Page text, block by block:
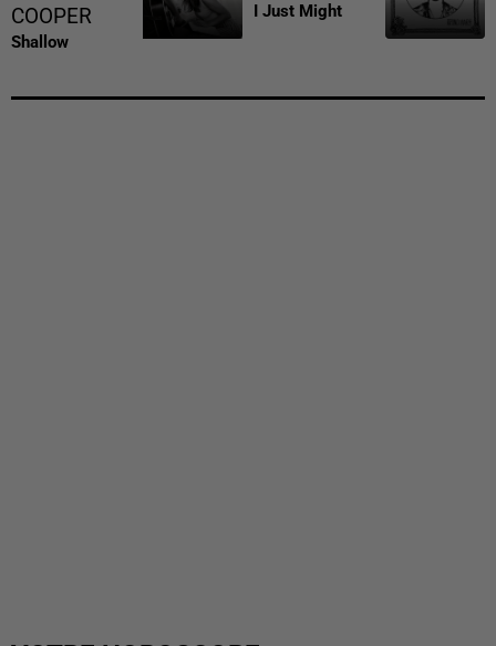
COOPER
Shallow
I Just Might